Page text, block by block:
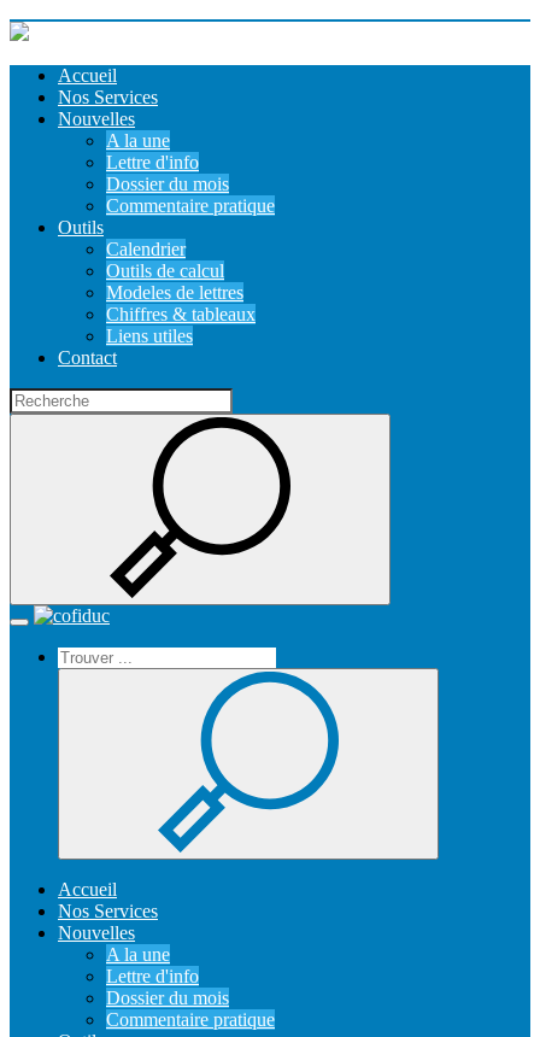
Accueil
Nos Services
Nouvelles
A la une
Lettre d'info
Dossier du mois
Commentaire pratique
Outils
Calendrier
Outils de calcul
Modeles de lettres
Chiffres & tableaux
Liens utiles
Contact
Recherche
Recherche
Toggle
navigation
Accueil
Accueil
Nos Services
Nouvelles
A la une
Lettre d'info
Dossier du mois
Commentaire pratique